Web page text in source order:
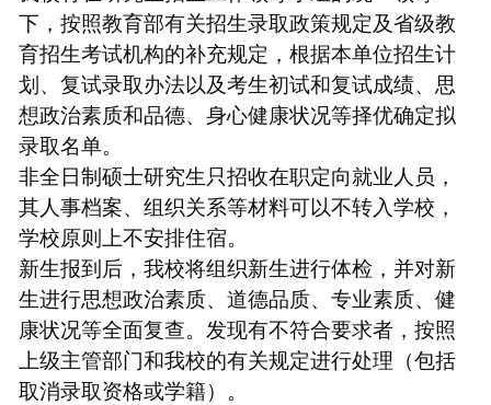
下，按照教育部有关招生录取政策规定及省级教
育招生考试机构的补充规定，根据本单位招生计
划、复试录取办法以及考生初试和复试成绩、思
想政治素质和品德、身心健康状况等择优确定拟
录取名单。
非全日制硕士研究生只招收在职定向就业人员，
其人事档案、组织关系等材料可以不转入学校，
学校原则上不安排住宿。
新生报到后，我校将组织新生进行体检，并对新
生进行思想政治素质、道德品质、专业素质、健
康状况等全面复查。发现有不符合要求者，按照
上级主管部门和我校的有关规定进行处理（包括
取消录取资格或学籍）。